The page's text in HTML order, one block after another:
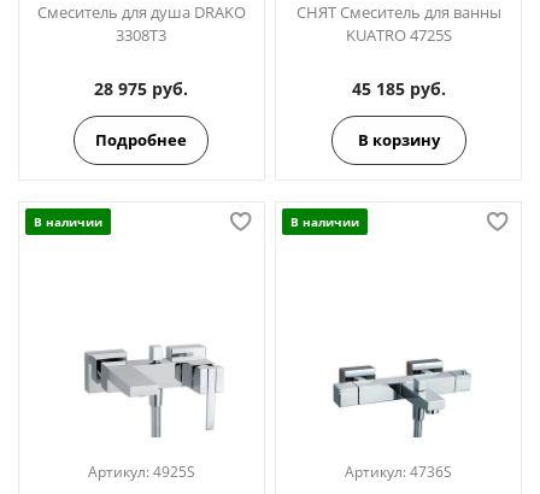
Смеситель для душа DRAKO
3308T3
28 975 руб.
Подробнее
СНЯТ Смеситель для ванны
KUATRO 4725S
45 185 руб.
В корзину
В наличии
Артикул: 4925S
В наличии
Артикул:4736S